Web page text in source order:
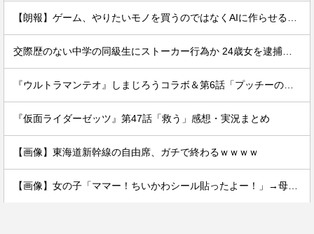
『仮面ライダーゼッツ』第47話「救う」感想・実況まとめ
【画像】東海道新幹線の自由席、ガチで終わるｗｗｗｗ